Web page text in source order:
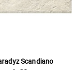
Scandiano